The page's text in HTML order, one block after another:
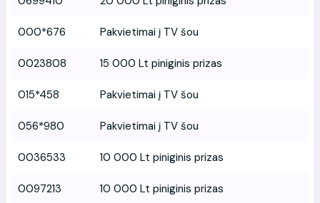
000*676 Pakvietimai į TV šou
0023808 15 000 Lt piniginis prizas
015*458 Pakvietimai į TV šou
056*980 Pakvietimai į TV šou
0036533 10 000 Lt piniginis prizas
0097213 10 000 Lt piniginis prizas